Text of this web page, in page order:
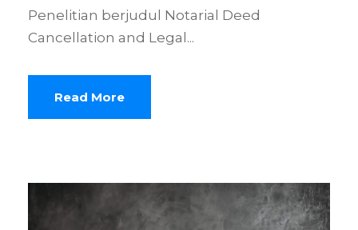
Penelitian berjudul Notarial Deed
Cancellation and Legal...
Read More